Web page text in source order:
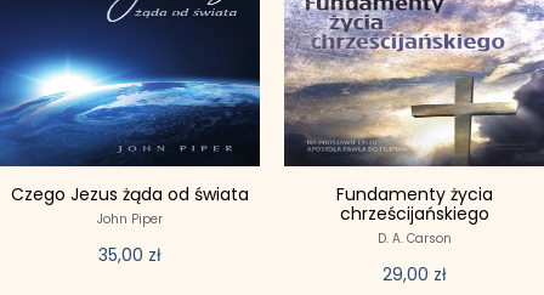
Czego Jezus żąda od świata
John Piper
35,00 zł
Fundamenty życia
chrześcijańskiego
D. A. Carson
29,00 zł